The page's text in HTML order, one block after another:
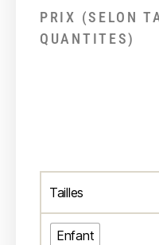
PRIX (SELON
QUANTITES)
Tailles
Enfant